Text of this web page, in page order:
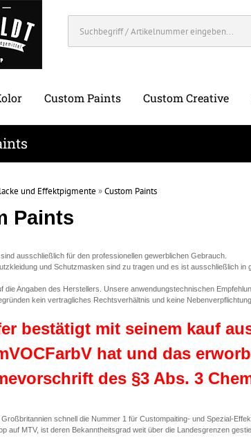
Custom Paints Custom Creative
und Effektpigmente »Custom Paints
Paints
ausschließlich für den professionellen gewerblichen Gebrauch.
und Schutzmasken sind zu tragen und es ist ausschließlich in
die Angaben des Herstellers. Unsere anwendungstechnischen
kein vertragliches Rechtsverhältnis und keine
bestätigt mit seinem kauf
hat und das
des §3 Abs. 3
schnell die Nummer 1 für Custompaiting- und Spezial-
auf MTV, ist deren Bekanntheitsgrad weit über die Landesgrenzen